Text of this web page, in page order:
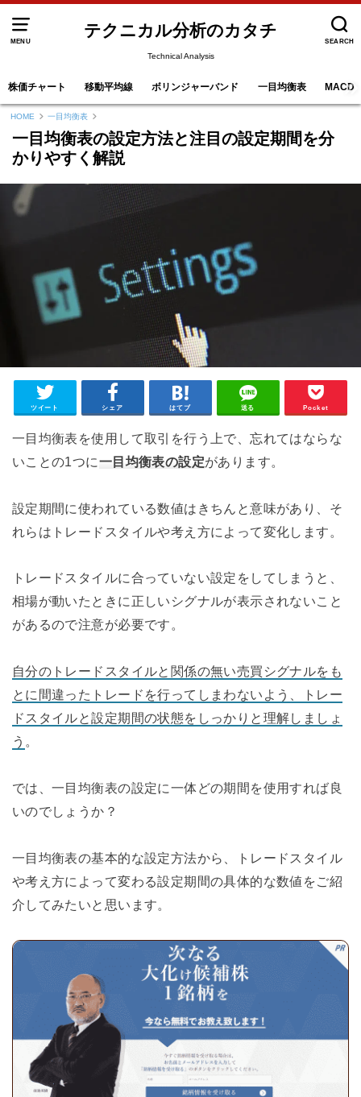
MENU SEARCH
テクニカル分析のカタチ
Technical Analysis
株価チャート 移動平均線 ボリンジャーバンド 一目均衡表 MACD
HOME 一目均衡表
一目均衡表の設定方法と注目の設定期間を分
かりやすく解説
ツイート シェア はてブ 送る Pocket
一目均衡表を使用して取引を行う上で、忘れてはならな
いことの1つに一目均衡表の設定があります。
設定期間に使われている数値はきちんと意味があり、そ
れらはトレードスタイルや考え方によって変化します。
トレードスタイルに合っていない設定をしてしまうと、
相場が動いたときに正しいシグナルが表示されないこと
があるので注意が必要です。
自分のトレードスタイルと関係の無い売買シグナルをも
とに間違ったトレードを行ってしまわないよう、トレー
ドスタイルと設定期間の状態をしっかりと理解しましょ
う 。
では、一目均衡表の設定に一体どの期間を使用すれば良
いのでしょうか？
一目均衡表の基本的な設定方法から、トレードスタイル
や考え方によって変わる設定期間の具体的な数値をご紹
介してみたいと思います。